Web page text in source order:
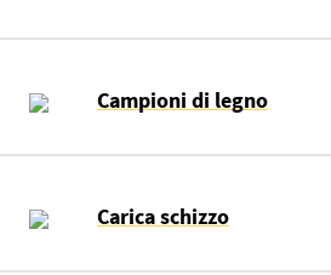
Campioni di legno
Carica schizzo